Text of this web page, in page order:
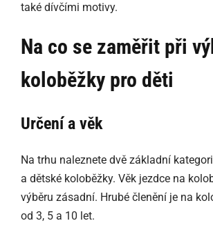
také dívčími motivy.
Na co se zaměřit při
koloběžky pro děti
Určení a věk
Na trhu naleznete dvě základní
a dětské koloběžky. Věk jezdce na
výběru zásadní. Hrubé členění je na
od 3, 5 a 10 let.